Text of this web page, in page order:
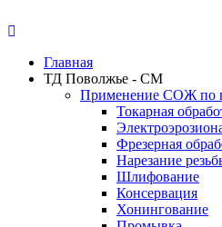
Главная
ТД Поволжье - СМ
Применение СОЖ по
Токарная
Фрезерная
Нарезание
Шлифование
Консервация
Хонингование